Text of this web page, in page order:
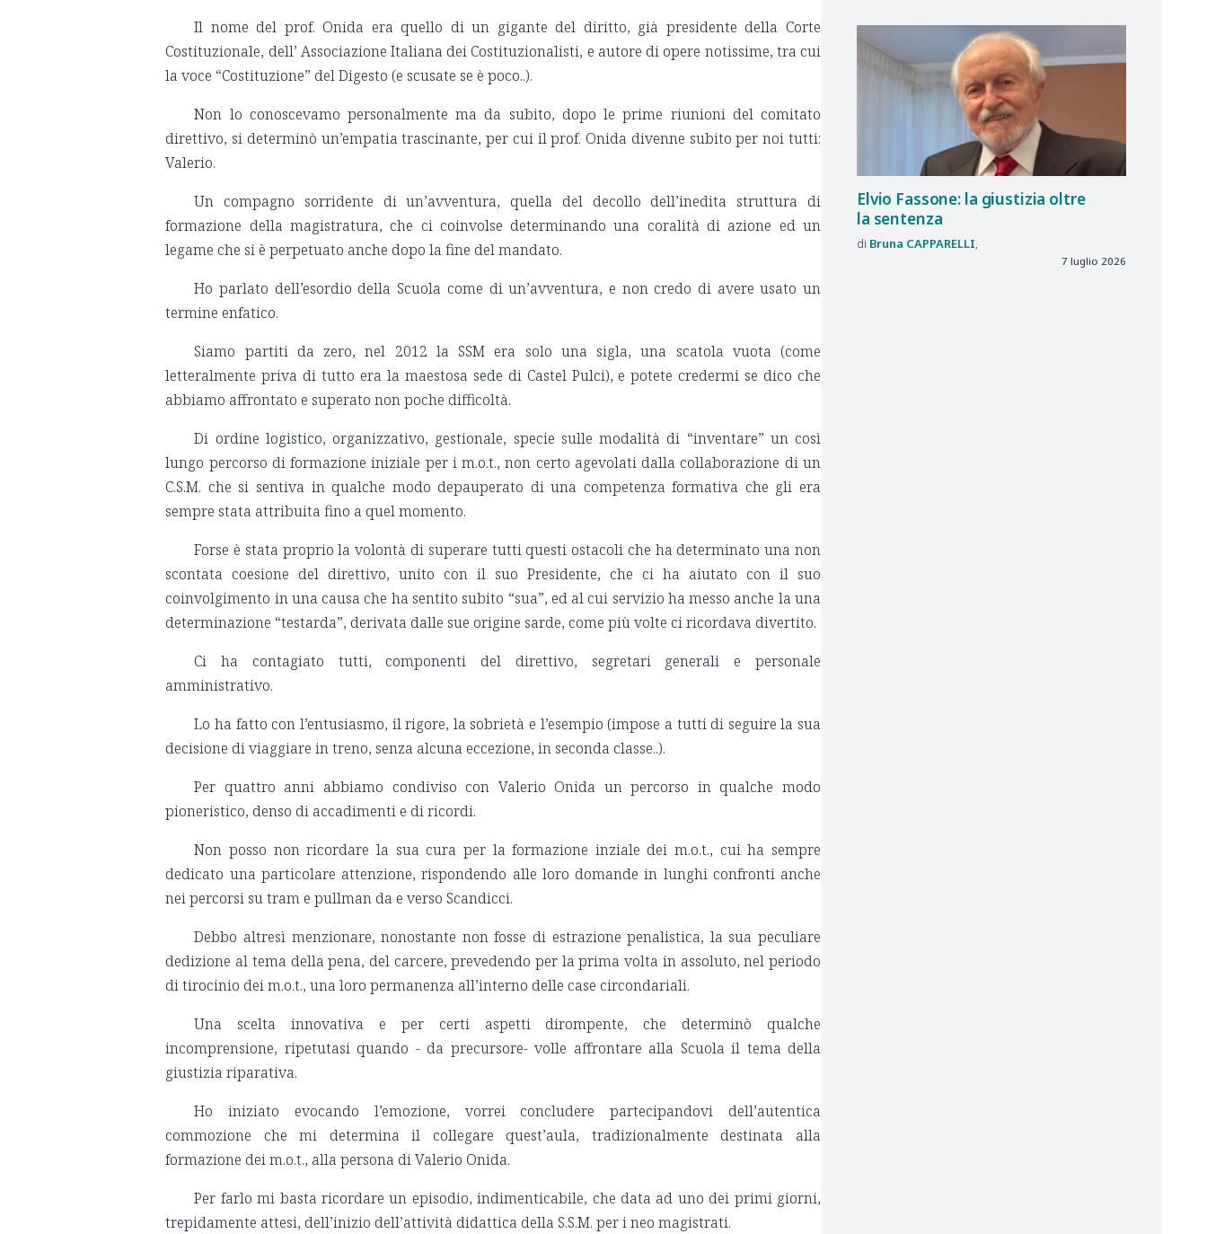
Il nome del prof. Onida era quello di un gigante del diritto, già presidente della Corte
Costituzionale, dell’ Associazione Italiana dei Costituzionalisti, e autore di opere notissime, tra cui
la voce “Costituzione” del Digesto (e scusate se è poco..).
Non lo conoscevamo personalmente ma da subito, dopo le prime riunioni del comitato
direttivo, si determinò un’empatia trascinante, per cui il prof. Onida divenne subito per noi tutti:
Valerio.
Un compagno sorridente di un’avventura, quella del decollo dell’inedita struttura di
formazione della magistratura, che ci coinvolse determinando una coralità di azione ed un
legame che si è perpetuato anche dopo la fine del mandato.
Ho parlato dell’esordio della Scuola come di un’avventura, e non credo di avere usato un
termine enfatico.
Siamo partiti da zero, nel 2012 la SSM era solo una sigla, una scatola vuota (come
letteralmente priva di tutto era la maestosa sede di Castel Pulci), e potete credermi se dico che
abbiamo affrontato e superato non poche difficoltà.
Di ordine logistico, organizzativo, gestionale, specie sulle modalità di “inventare” un così
lungo percorso di formazione iniziale per i m.o.t., non certo agevolati dalla collaborazione di un
C.S.M. che si sentiva in qualche modo depauperato di una competenza formativa che gli era
sempre stata attribuita fino a quel momento.
Forse è stata proprio la volontà di superare tutti questi ostacoli che ha determinato una non
scontata coesione del direttivo, unito con il suo Presidente, che ci ha aiutato con il suo
coinvolgimento in una causa che ha sentito subito “sua”, ed al cui servizio ha messo anche la una
determinazione “testarda”, derivata dalle sue origine sarde, come più volte ci ricordava divertito.
Ci ha contagiato tutti, componenti del direttivo, segretari generali e personale
amministrativo.
Lo ha fatto con l’entusiasmo, il rigore, la sobrietà e l’esempio (impose a tutti di seguire la sua
decisione di viaggiare in treno, senza alcuna eccezione, in seconda classe..).
Per quattro anni abbiamo condiviso con Valerio Onida un percorso in qualche modo
pioneristico, denso di accadimenti e di ricordi.
Non posso non ricordare la sua cura per la formazione inziale dei m.o.t., cui ha sempre
dedicato una particolare attenzione, rispondendo alle loro domande in lunghi confronti anche
nei percorsi su tram e pullman da e verso Scandicci.
Debbo altresì menzionare, nonostante non fosse di estrazione penalistica, la sua peculiare
dedizione al tema della pena, del carcere, prevedendo per la prima volta in assoluto, nel periodo
di tirocinio dei m.o.t., una loro permanenza all’interno delle case circondariali.
Una scelta innovativa e per certi aspetti dirompente, che determinò qualche
incomprensione, ripetutasi quando - da precursore- volle affrontare alla Scuola il tema della
giustizia riparativa.
Ho iniziato evocando l’emozione, vorrei concludere partecipandovi dell’autentica
commozione che mi determina il collegare quest’aula, tradizionalmente destinata alla
formazione dei m.o.t., alla persona di Valerio Onida.
Per farlo mi basta ricordare un episodio, indimenticabile, che data ad uno dei primi giorni,
trepidamente attesi, dell’inizio dell’attività didattica della S.S.M. per i neo magistrati.
Elvio Fassone: la giustizia oltre
la sentenza
Bruna CAPPARELLI
7 luglio 2026